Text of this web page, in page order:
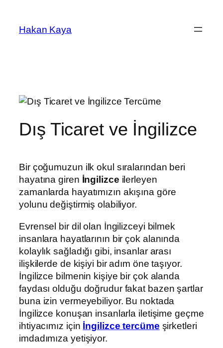
Hakan Kaya
Dış Ticaret ve İngilizce
Bir çoğumuzun ilk okul sıralarından beri
hayatına giren İngilizce ilerleyen
zamanlarda hayatımızın akışına göre
yolunu değiştirmiş olabiliyor.
Evrensel bir dil olan İngilizceyi bilmek
insanlara hayatlarının bir çok alanında
kolaylık sağladığı gibi, insanlar arası
ilişkilerde de kişiyi bir adım öne taşıyor.
İngilizce bilmenin kişiye bir çok alanda
faydası olduğu doğrudur fakat bazen şartlar
buna izin vermeyebiliyor. Bu noktada
İngilizce konuşan insanlarla iletişime geçme
ihtiyacımız için İngilizce tercüme şirketleri
imdadımıza yetişiyor.